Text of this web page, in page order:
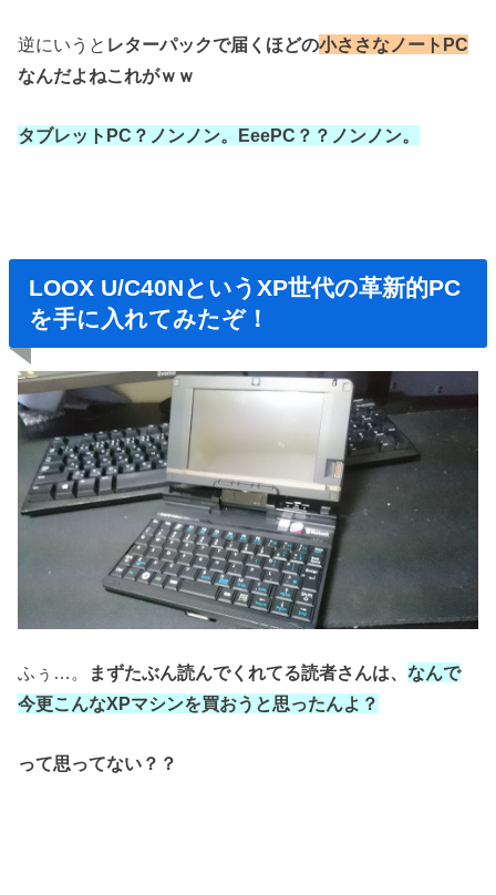
逆にいうと レターパックで届くほどの小ささなノートPC
なんだよねこれがｗｗ
タブレットPC？ノンノン。 EeePC？？ノンノン。
LOOX U/C40NというXP世代の革新的PC
を手に入れてみたぞ！
ふぅ…。 まずたぶん読んでくれてる読者さんは、なんで
今更こんなXPマシンを買おうと思ったんよ？
って思ってない？？